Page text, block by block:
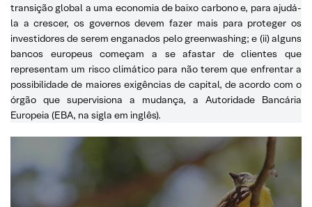
transição global a uma economia de baixo carbono e, para ajudá-
la a crescer, os governos devem fazer mais para proteger os
investidores de serem enganados pelo greenwashing; e (ii) alguns
bancos europeus começam a se afastar de clientes que
representam um risco climático para não terem que enfrentar a
possibilidade de maiores exigências de capital, de acordo com o
órgão que supervisiona a mudança, a Autoridade Bancária
Europeia (EBA, na sigla em inglês).